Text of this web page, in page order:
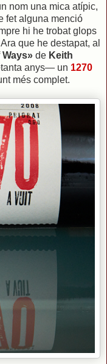
nom una mica atípic,
fet alguna menció
hi he trobat glops
que he destapat, al
de Keith
anys— un 1270
més complet.